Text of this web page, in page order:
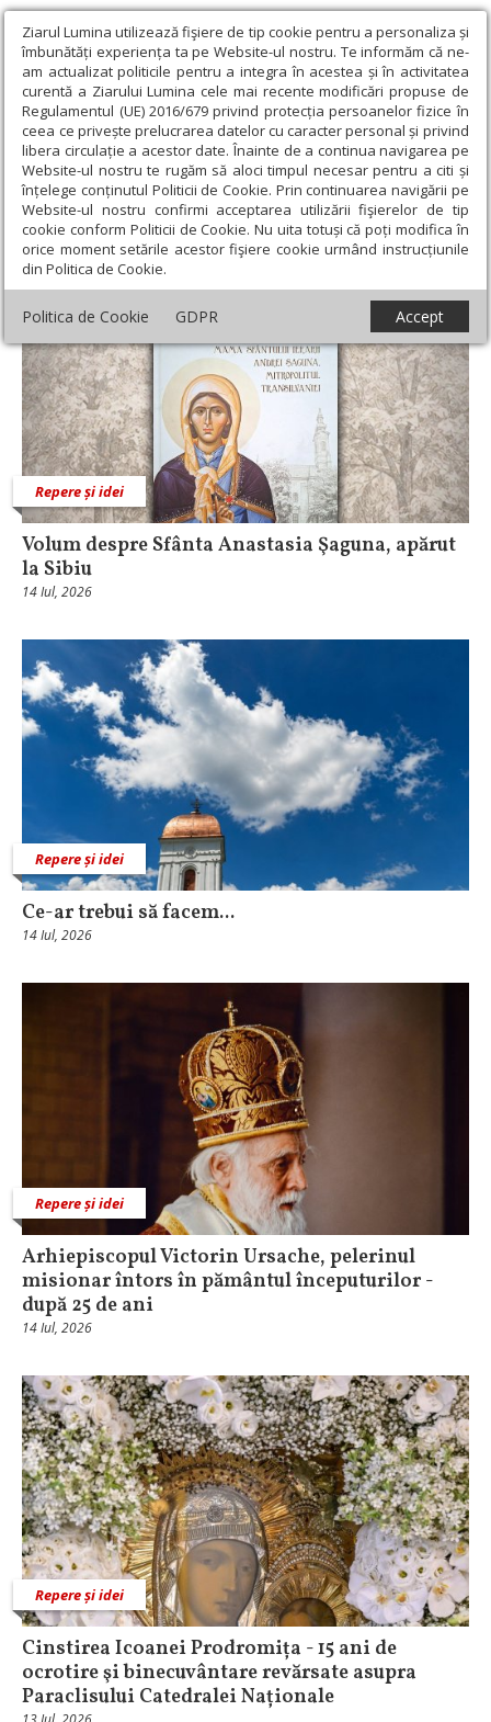
Ziarul Lumina utilizează fişiere de tip cookie pentru a personaliza și
îmbunătăți experiența ta pe Website-ul nostru. Te informăm că ne-
am actualizat politicile pentru a integra în acestea și în activitatea
curentă a Ziarului Lumina cele mai recente modificări propuse de
Regulamentul (UE) 2016/679 privind protecția persoanelor fizice în
ceea ce privește prelucrarea datelor cu caracter personal și privind
libera circulație a acestor date. Înainte de a continua navigarea pe
Website-ul nostru te rugăm să aloci timpul necesar pentru a citi și
înțelege conținutul Politicii de Cookie. Prin continuarea navigării pe
Website-ul nostru confirmi acceptarea utilizării fişierelor de tip
cookie conform Politicii de Cookie. Nu uita totuși că poți modifica în
orice moment setările acestor fişiere cookie urmând instrucțiunile
din Politica de Cookie.
Politica de Cookie GDPR Accept
Ziarul Lumina › Opinii › Repere și idei
Repere și idei
Repere și idei
Volum despre Sfânta Anastasia Şaguna, apărut
la Sibiu
14 Iul, 2026
Repere și idei
Ce-ar trebui să facem...
14 Iul, 2026
Repere și idei
Arhiepiscopul Victorin Ursache, pelerinul
misionar întors în pământul începuturilor -
după 25 de ani
14 Iul, 2026
Repere și idei
Cinstirea Icoanei Prodromița - 15 ani de
ocrotire şi binecuvântare revărsate asupra
Paraclisului Catedralei Naționale